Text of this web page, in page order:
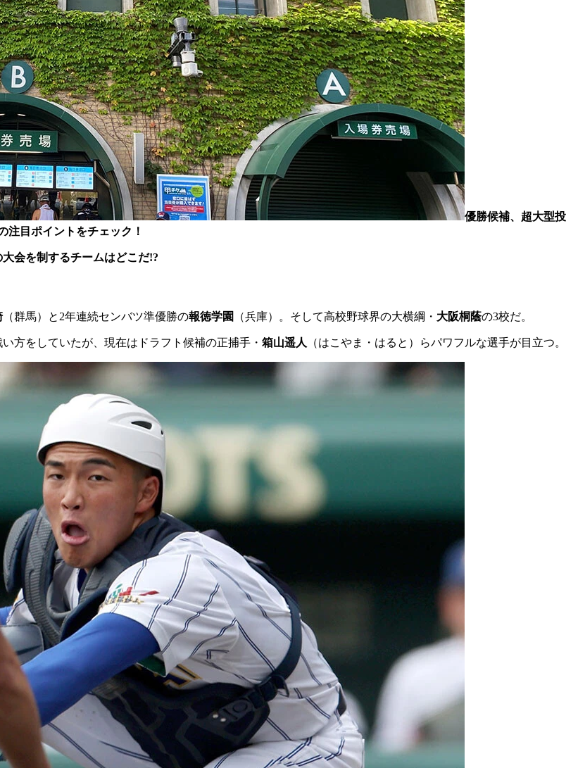
優勝候補、超大型投
注目ポイントをチェック！
会を制するチームはどこだ!?
（群馬）と2年連続センバツ準優勝の報徳学園 （兵庫）。そして高校野球界の大横綱・ 大阪桐蔭の3校だ。
方をしていたが、現在はドラフト候補の正捕手・ 箱山遥人 （はこやま・はると）らパワフルな選手が目立つ。